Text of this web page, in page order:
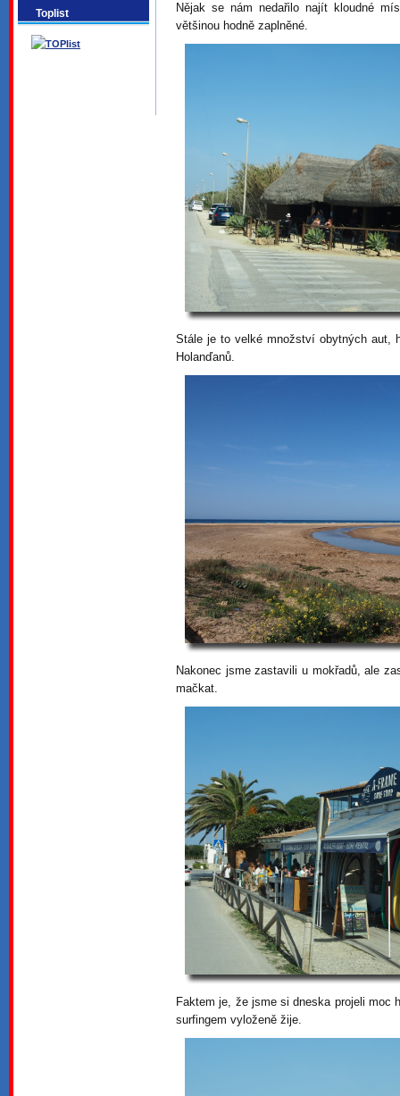
Toplist
Nějak se nám nedařilo najít kloudné
většinou hodně zaplněné.
Stále je to velké množství obytných aut,
Holanďanů.
Nakonec jsme zastavili u mokřadů, ale
mačkat.
Faktem je, že jsme si dneska projeli moc
surfingem vyloženě žije.